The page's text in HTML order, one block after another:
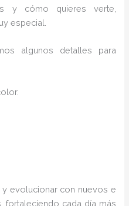
y cómo quieres verte,
especial.
algunos detalles para
evolucionar con nuevos e
fortaleciendo cada día más